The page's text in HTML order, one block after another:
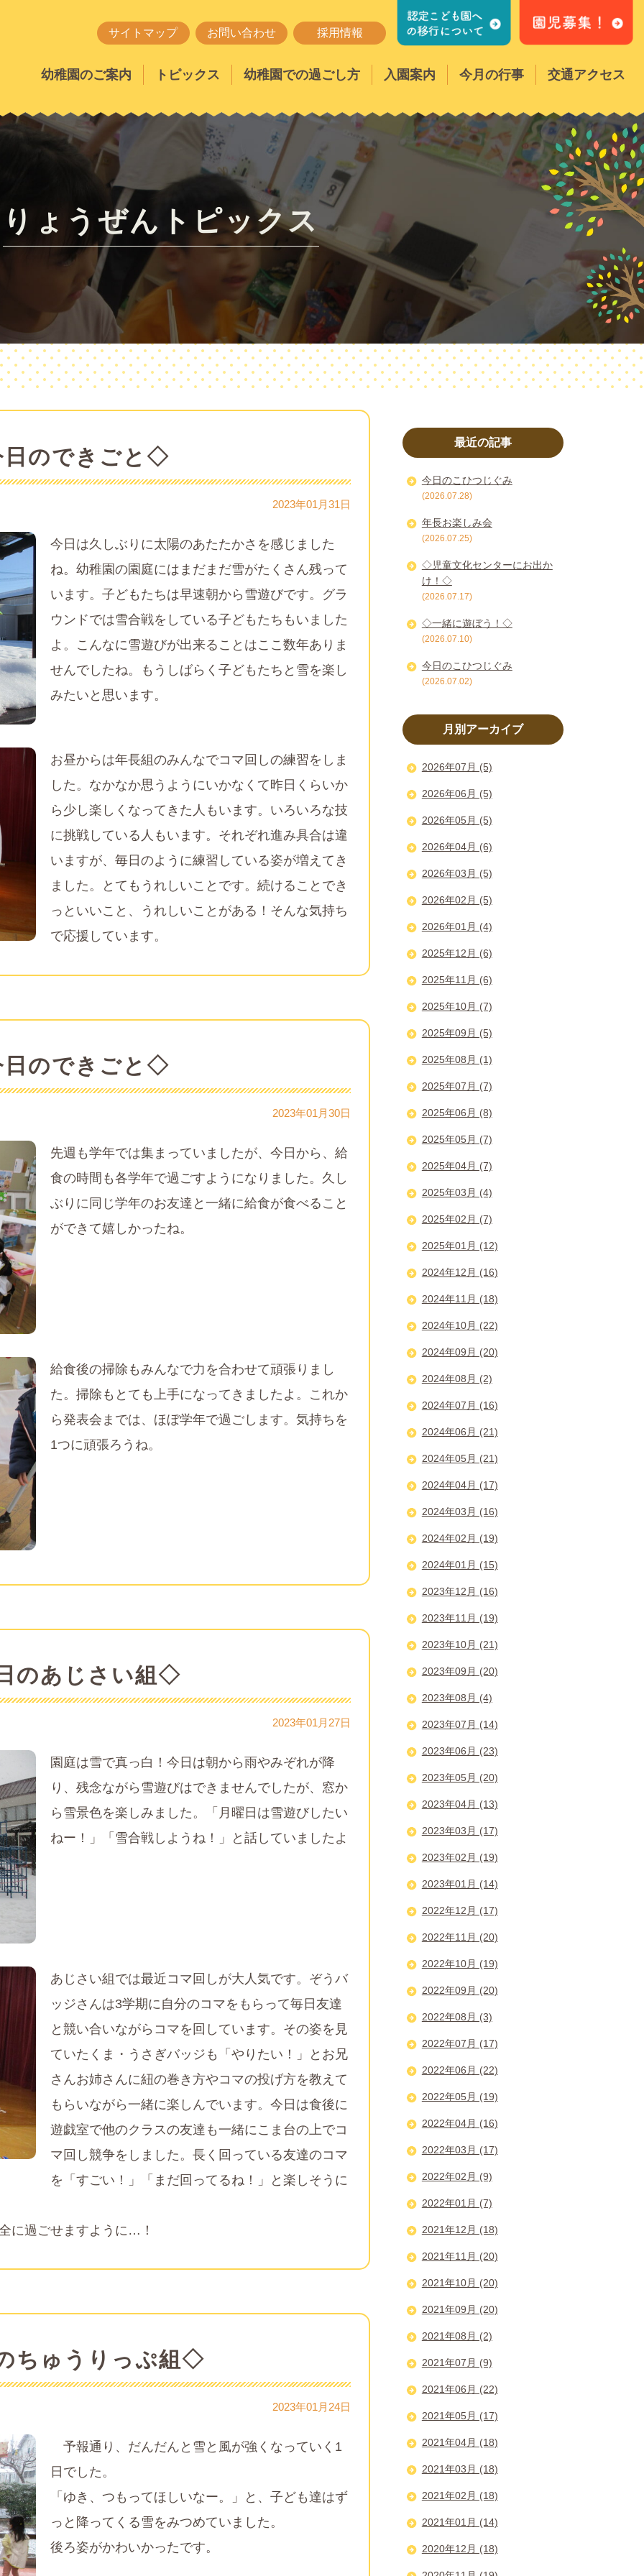
サイトマップ お問い合わせ 採用情報
幼稚園のご案内 トピックス 幼稚園での過ごし方 入園案内 今月の行事 交通アクセス
りょうぜんトピックス
のできごと◇
2023年01月31日
今日は久しぶりに太陽のあたたかさを感じました
ね。幼稚園の園庭にはまだまだ雪がたくさん残って
います。子どもたちは早速朝から雪遊びです。グラ
ウンドでは雪合戦をしている子どもたちもいました
よ。こんなに雪遊びが出来ることはここ数年ありま
せんでしたね。もうしばらく子どもたちと雪を楽し
みたいと思います。
お昼からは年長組のみんなでコマ回しの練習をしま
した。なかなか思うようにいかなくて昨日くらいか
ら少し楽しくなってきた人もいます。いろいろな技
に挑戦している人もいます。それぞれ進み具合は違
いますが、毎日のように練習している姿が増えてき
ました。とてもうれしいことです。続けることでき
っといいこと、うれしいことがある！そんな気持ち
で応援しています。
のできごと◇
2023年01月30日
先週も学年では集まっていましたが、今日から、給
食の時間も各学年で過ごすようになりました。久し
ぶりに同じ学年のお友達と一緒に給食が食べること
ができて嬉しかったね。
給食後の掃除もみんなで力を合わせて頑張りまし
た。掃除もとても上手になってきましたよ。これか
ら発表会までは、ほぼ学年で過ごします。気持ちを
1つに頑張ろうね。
のあじさい組◇
2023年01月27日
園庭は雪で真っ白！今日は朝から雨やみぞれが降
り、残念ながら雪遊びはできませんでしたが、窓か
ら雪景色を楽しみました。「月曜日は雪遊びしたい
ねー！」「雪合戦しようね！」と話していましたよ
あじさい組では最近コマ回しが大人気です。ぞうバ
ッジさんは3学期に自分のコマをもらって毎日友達
と競い合いながらコマを回しています。その姿を見
ていたくま・うさぎバッジも「やりたい！」とお兄
さんお姉さんに紐の巻き方やコマの投げ方を教えて
もらいながら一緒に楽しんでいます。今日は食後に
遊戯室で他のクラスの友達も一緒にこま台の上でコ
マ回し競争をしました。長く回っている友達のコマ
を「すごい！」「まだ回ってるね！」と楽しそうに
に過ごせますように…！
ちゅうりっぷ組◇
2023年01月24日
予報通り、だんだんと雪と風が強くなっていく1
日でした。
「ゆき、つもってほしいなー。」と、子ども達はず
っと降ってくる雪をみつめていました。
後ろ姿がかわいかったです。
最近の記事
今日のこひつじぐみ
(2026.07.28)
年長お楽しみ会
(2026.07.25)
◇児童文化センターにお出か
け！◇
(2026.07.17)
◇一緒に遊ぼう！◇
(2026.07.10)
今日のこひつじぐみ
(2026.07.02)
月別アーカイブ
2026年07月 (5)
2026年06月 (5)
2026年05月 (5)
2026年04月 (6)
2026年03月 (5)
2026年02月 (5)
2026年01月 (4)
2025年12月 (6)
2025年11月 (6)
2025年10月 (7)
2025年09月 (5)
2025年08月 (1)
2025年07月 (7)
2025年06月 (8)
2025年05月 (7)
2025年04月 (7)
2025年03月 (4)
2025年02月 (7)
2025年01月 (12)
2024年12月 (16)
2024年11月 (18)
2024年10月 (22)
2024年09月 (20)
2024年08月 (2)
2024年07月 (16)
2024年06月 (21)
2024年05月 (21)
2024年04月 (17)
2024年03月 (16)
2024年02月 (19)
2024年01月 (15)
2023年12月 (16)
2023年11月 (19)
2023年10月 (21)
2023年09月 (20)
2023年08月 (4)
2023年07月 (14)
2023年06月 (23)
2023年05月 (20)
2023年04月 (13)
2023年03月 (17)
2023年02月 (19)
2023年01月 (14)
2022年12月 (17)
2022年11月 (20)
2022年10月 (19)
2022年09月 (20)
2022年08月 (3)
2022年07月 (17)
2022年06月 (22)
2022年05月 (19)
2022年04月 (16)
2022年03月 (17)
2022年02月 (9)
2022年01月 (7)
2021年12月 (18)
2021年11月 (20)
2021年10月 (20)
2021年09月 (20)
2021年08月 (2)
2021年07月 (9)
2021年06月 (22)
2021年05月 (17)
2021年04月 (18)
2021年03月 (18)
2021年02月 (18)
2021年01月 (14)
2020年12月 (18)